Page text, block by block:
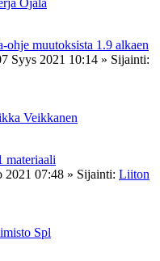
ohje muutoksista 1.9 alkaen
Syys 2021 10:14 » Sijainti:
Veikkanen
materiaali
2021 07:48 » Sijainti: Liiton
Spl